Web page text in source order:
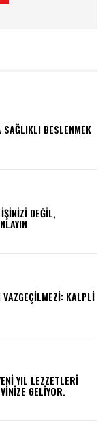
SAĞLIKLI BESLENMEK
DEĞIL,
VAZGEÇILMEZI: KALPLI
YIL LEZZETLERI
GELIYOR.